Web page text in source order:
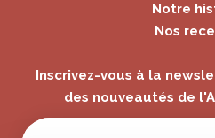
Notre
Nos
Inscrivez-vous à la
des nouveautés de